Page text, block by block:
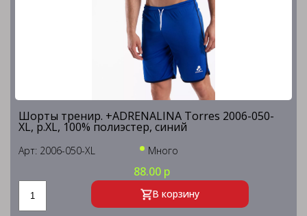
Шорты тренир. +ADRENALINA Torres 2006-050-
XL, р.XL, 100% полиэстер, синий
Арт: 2006-050-XL Много
88.00 р
В корзину